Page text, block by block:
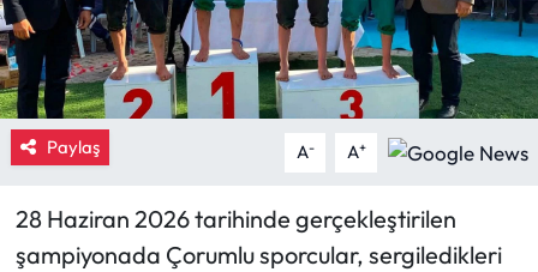
Paylaş A- A+
28 Haziran 2026 tarihinde gerçekleştirilen
şampiyonada Çorumlu sporcular, sergiledikleri
İskilip Haberleri
Kargı Haberleri
Kimdir?
Kültür Sanat